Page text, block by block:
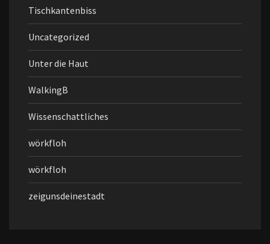
Tischkantenbiss
Uncategorized
Unter die Haut
WalkingB
Wissenschattliches
wörkfloh
wörkfloh
zeigunsdeinestadt